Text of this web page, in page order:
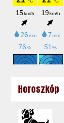
Horoszkóp